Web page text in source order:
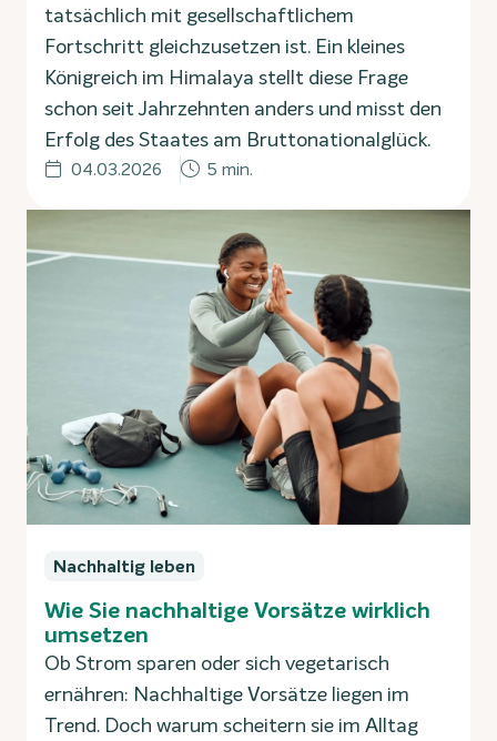
tatsächlich mit gesellschaftlichem
Fortschritt gleichzusetzen ist. Ein kleines
Königreich im Himalaya stellt diese Frage
schon seit Jahrzehnten anders und misst den
Erfolg des Staates am Bruttonationalglück.
04.03.2026 5 min.
Nachhaltig leben
Wie Sie nachhaltige Vorsätze wirklich
umsetzen
Ob Strom sparen oder sich vegetarisch
ernähren: Nachhaltige Vorsätze liegen im
Trend. Doch warum scheitern sie im Alltag